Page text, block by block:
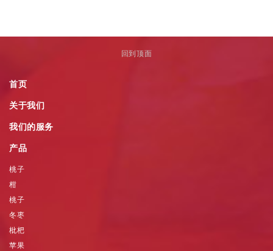
回到顶面
首页
关于我们
我们的服务
产品
桃子
柑
桃子
冬枣
枇杷
苹果